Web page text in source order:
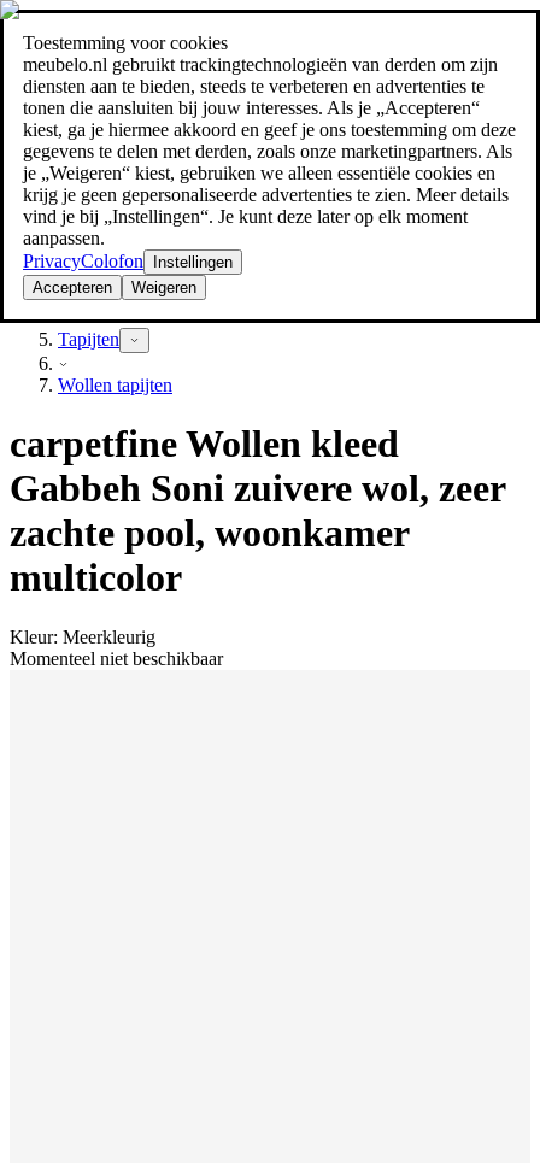
Toestemming voor cookies
meubelo.nl gebruikt trackingtechnologieën van derden om zijn
diensten aan te bieden, steeds te verbeteren en advertenties te
tonen die aansluiten bij jouw interesses. Als je „Accepteren“
kiest, ga je hiermee akkoord en geef je ons toestemming om deze
gegevens te delen met derden, zoals onze marketingpartners. Als
je „Weigeren“ kiest, gebruiken we alleen essentiële cookies en
krijg je geen gepersonaliseerde advertenties te zien. Meer details
vind je bij „Instellingen“. Je kunt deze later op elk moment
aanpassen.
PrivacyColofon
Instellingen
Accepteren
Weigeren
Zoeken
meubel jezelf de beste prijs!meubel jezelf de beste prijs!
Textiel
Tapijten
Wollen tapijten
carpetfine Wollen kleed
Gabbeh Soni zuivere wol, zeer
zachte pool, woonkamer
multicolor
Kleur: Meerkleurig
Momenteel niet beschikbaar